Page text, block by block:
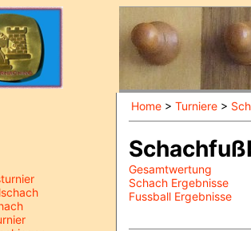
Home > Turniere >
Gesamtwertung
Schach Ergebnisse
Fussball Ergebnisse